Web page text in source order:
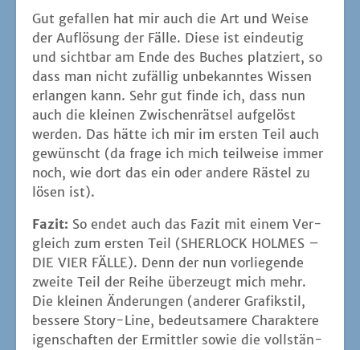
Gut gefal­len hat mir auch die Art und Wei­se
der Auf­lö­sung der Fäl­le. Die­se ist ein­deu­tig
und sicht­bar am Ende des Buches plat­ziert, so
dass man nicht zufäl­lig unbe­kann­tes Wis­sen
erlan­gen kann. Sehr gut fin­de ich, dass nun
auch die klei­nen Zwi­schen­rät­sel auf­ge­löst
wer­den. Das hät­te ich mir im ers­ten Teil auch
gewünscht (da fra­ge ich mich teil­wei­se immer
noch, wie dort das ein oder ande­re Räs­tel zu
lösen ist).
Fazit: So endet auch das Fazit mit einem Ver­
gleich zum ers­ten Teil (SHERLOCK HOLMES –
DIE VIER FÄLLE). Denn der nun vor­lie­gen­de
zwei­te Teil der Rei­he über­zeugt mich mehr.
Die klei­nen Ände­run­gen (ande­rer Gra­fik­stil,
bes­se­re Sto­ry-Line, bedeut­sa­me­re Cha­rak­ter­e
i­gen­schaf­ten der Ermitt­ler sowie die voll­stän­